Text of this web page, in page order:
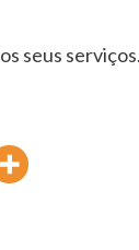
seus serviços.